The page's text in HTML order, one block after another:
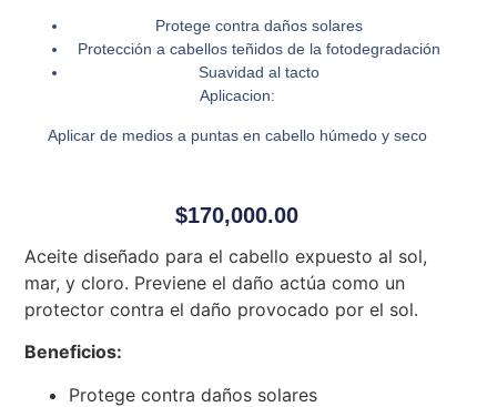
Protege contra daños solares
Protección a cabellos teñidos de la fotodegradación
Suavidad al tacto
Aplicacion:
Aplicar de medios a puntas en cabello húmedo y seco
$170,000.00
Aceite diseñado para el cabello expuesto al sol,
mar, y cloro. Previene el daño actúa como un
protector contra el daño provocado por el sol.
Beneficios:
Protege contra daños solares